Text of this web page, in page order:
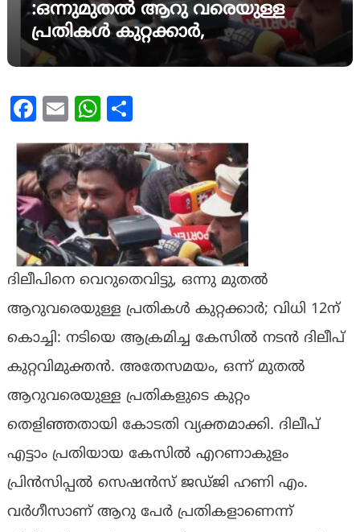
:ഒന്നുമുതൽ ആറു വരെയുള്ള
പ്രതികൾ കുറ്റക്കാർ,
Facebook
Email WhatsApp
ദിലീപിനെ വെറുതെവിട്ടു, ഒന്നു മുതൽ
ആറുവരെയുള്ള പ്രതികൾ കുറ്റക്കാർ; വിധി 12ന്
കൊച്ചി: നടിയെ ആക്രമിച്ച കേസിൽ നടൻ ദിലീപ്
കുറ്റവിമുക്തൻ. അതേസമയം, ഒന്ന് മുതൽ
ആറുവരെയുള്ള പ്രതികളുടെ കുറ്റം
തെളിഞ്ഞതായി കോടതി വ്യക്തമാക്കി. ദിലീപ്
എട്ടാം പ്രതിയായ കേസില്‍ എറണാകുളം
പ്രിന്‍സിപ്പല്‍ സെഷന്‍സ് ജഡ്ജി ഹണി എം.
വര്‍ഗീസാണ് ആറു പേർ പ്രതികളാണെന്ന്